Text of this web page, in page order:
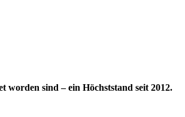
worden sind – ein Höchststand seit 2012.